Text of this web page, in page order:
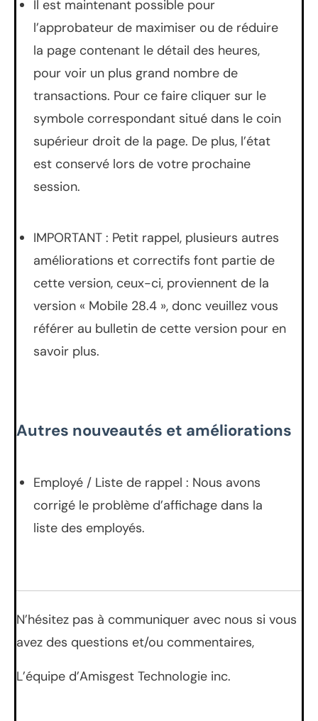
Il est maintenant possible pour
l’approbateur de maximiser ou de réduire
la page contenant le détail des heures,
pour voir un plus grand nombre de
transactions. Pour ce faire cliquer sur le
symbole correspondant situé dans le coin
supérieur droit de la page. De plus, l’état
est conservé lors de votre prochaine
session.
IMPORTANT : Petit rappel, plusieurs autres
améliorations et correctifs font partie de
cette version, ceux-ci, proviennent de la
version « Mobile 28.4 », donc veuillez vous
référer au bulletin de cette version pour en
savoir plus.
Autres nouveautés et améliorations
Employé / Liste de rappel : Nous avons
corrigé le problème d’affichage dans la
liste des employés.
N’hésitez pas à communiquer avec nous si vous
avez des questions et/ou commentaires,
L’équipe d’Amisgest Technologie inc.